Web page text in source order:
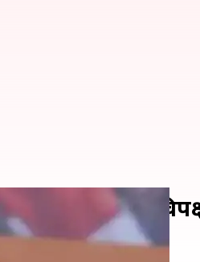
साथ खड़ा है पूरा